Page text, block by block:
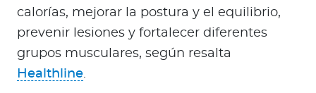
calorías, mejorar la postura y el equilibrio,
prevenir lesiones y fortalecer diferentes
grupos musculares, según resalta
Healthline.